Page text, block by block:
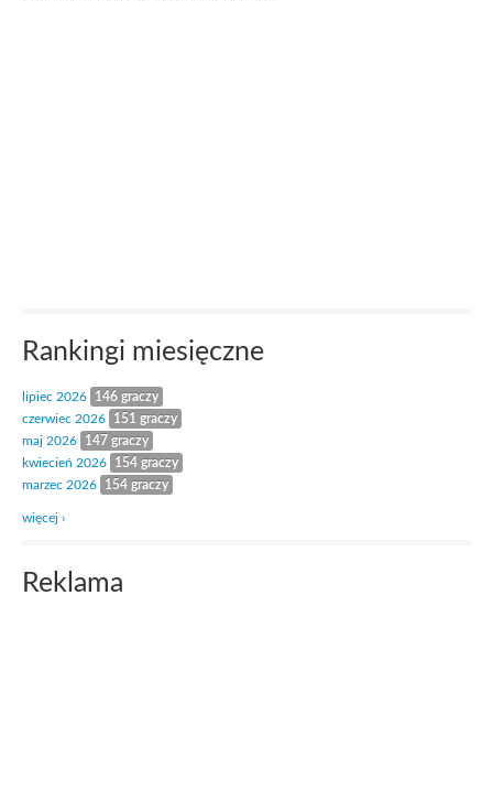
Rankingi miesięczne
lipiec 2026
146 graczy
czerwiec 2026
151 graczy
maj 2026
147 graczy
kwiecień 2026
154 graczy
marzec 2026
154 graczy
więcej ›
Reklama